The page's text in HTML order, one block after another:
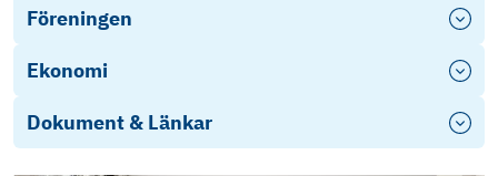
Föreningen
Ekonomi
Dokument & Länkar